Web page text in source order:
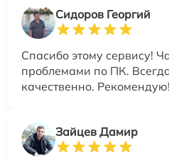
Сидоров Георгий
Спасибо этому сервису!
проблемами по ПК.
качественно. Рекомендую!
Зайцев Дамир